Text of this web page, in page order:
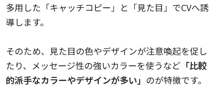
多用した「キャッチコピー」と「見た目」でCVへ誘
導します。
そのため、見た目の色やデザインが注意喚起を促し
たり、メッセージ性の強いカラーを使うなど 「比較
的派手なカラーやデザインが多い」 のが特徴です。